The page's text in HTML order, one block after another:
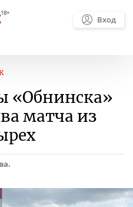
Вход
«Обнинска»
матча из